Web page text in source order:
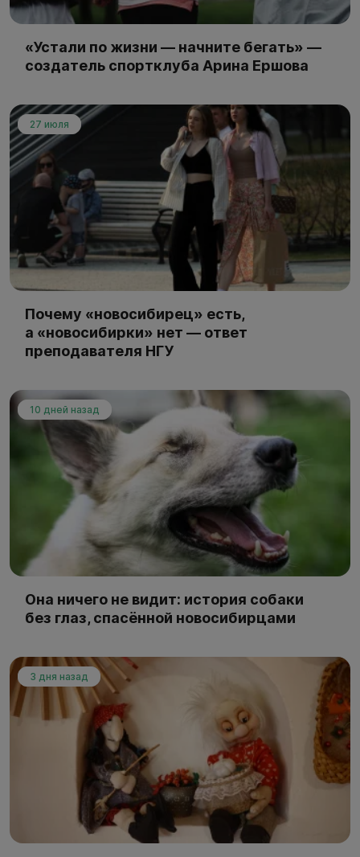
«Устали по жизни — начните бегать» —
создатель спортклуба Арина Ершова
27 июля
Почему «новосибирец» есть,
а «новосибирки» нет — ответ
преподавателя НГУ
10 дней назад
Она ничего не видит: история собаки
без глаз, спасённой новосибирцами
3 дня назад